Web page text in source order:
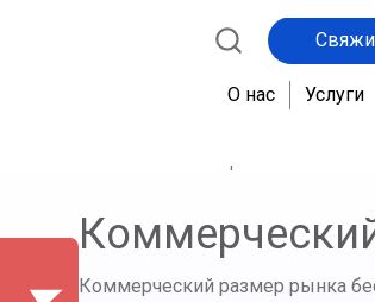
Коммерческий размер рынка